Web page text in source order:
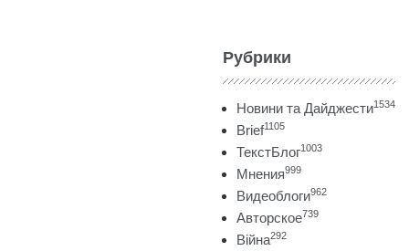
Рубрики
Новини та Дайджести1534
Brief1105
ТекстБлог1003
Мнения999
Видеоблоги962
Авторское739
Війна292